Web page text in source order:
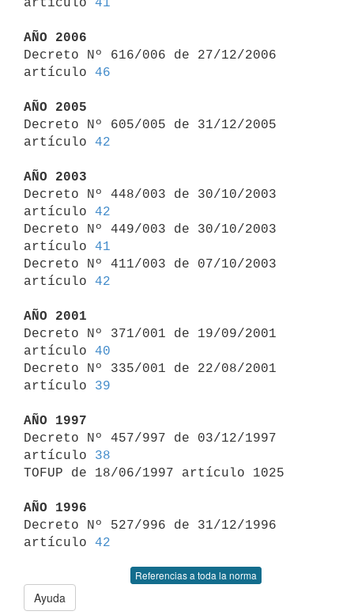
AÑO 2006
Decreto Nº 616/006 de 27/12/2006
artículo 46
AÑO 2005
Decreto Nº 605/005 de 31/12/2005
artículo 42
AÑO 2003
Decreto Nº 448/003 de 30/10/2003
artículo 42
Decreto Nº 449/003 de 30/10/2003
artículo 41
Decreto Nº 411/003 de 07/10/2003
artículo 42
AÑO 2001
Decreto Nº 371/001 de 19/09/2001
artículo 40
Decreto Nº 335/001 de 22/08/2001
artículo 39
AÑO 1997
Decreto Nº 457/997 de 03/12/1997
artículo 38
TOFUP de 18/06/1997 artículo 1025
AÑO 1996
Decreto Nº 527/996 de 31/12/1996
artículo 42
Referencias a toda la norma
Ayuda